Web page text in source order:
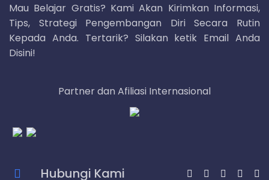
Mau Belajar Gratis? Kami Akan Kirimkan Informasi,
Tips, Strategi Pengembangan Diri Secara Rutin
Kepada Anda. Tertarik? Silakan ketik Email Anda
Disini!
Partner dan Afiliasi Internasional
Hubungi Kami